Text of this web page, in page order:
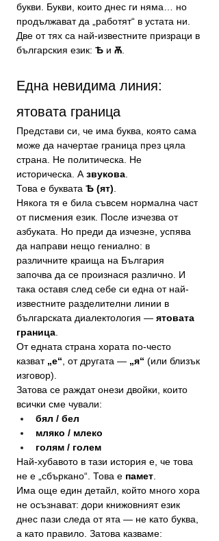
букви. Букви, които днес ги няма… но
продължават да „работят“ в устата ни.
Две от тях са най-известните призраци в
българския език: Ѣ и Ѫ
Една невидима линия:
ятовата граница
Представи си, че има буква, която сама
може да начертае граница през цяла
страна. Не политическа. Не
историческа. А звукова
Това е буквата Ѣ (ят)
Някога тя е била съвсем нормална част
от писмения език. После изчезва от
азбуката. Но преди да изчезне, успява
да направи нещо гениално: в
различните краища на България
започва да се произнася различно. И
така оставя след себе си една от най-
известните разделителни линии в
българската диалектология — ятовата
граница
От едната страна хората по-често
казват „е“ , от другата — „я“ (или близък
изговор).
Затова се раждат онези двойки, които
всички сме чували:
бял / бел
мляко / млеко
голям / голем
Най-хубавото в тази история е, че това
не е „сбъркано“. Това е памет
Има още един детайл, който много хора
не осъзнават: дори книжовният език
днес пази следа от ята — не като буква,
а като правило. Затова казваме: